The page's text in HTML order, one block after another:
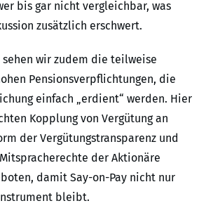
bis gar nicht vergleichbar, was
zusätzlich erschwert.
wir zudem die teilweise
Pensionsverpflichtungen, die
einfach „erdient“ werden. Hier
Kopplung von Vergütung an
der Vergütungstransparenz und
der Aktionäre
damit Say-on-Pay nicht nur
bleibt.